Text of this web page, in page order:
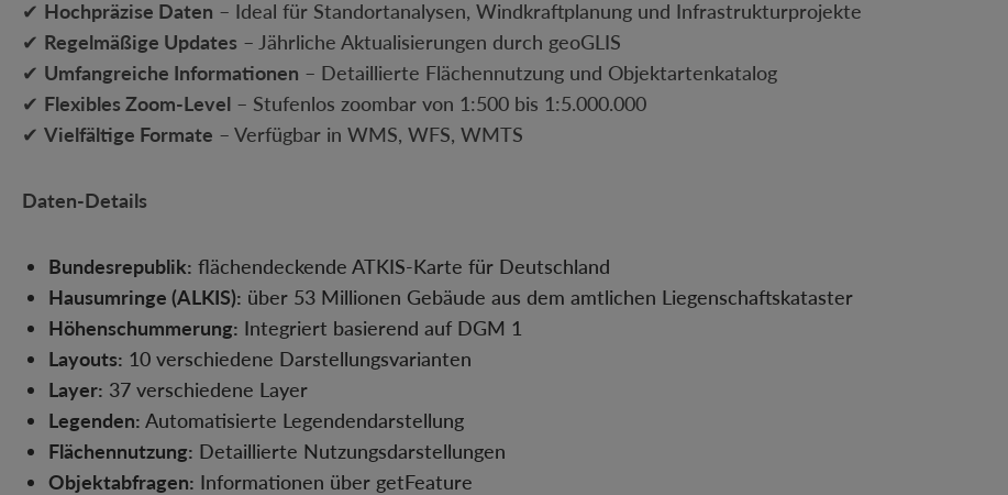
✔ Hochpräzise Daten – Ideal für Standortanalysen, Windkraftplanung und Infrastrukturprojekte
✔ Regelmäßige Updates – Jährliche Aktualisierungen durch geoGLIS
✔ Umfangreiche Informationen – Detaillierte Flächennutzung und Objektartenkatalog
✔ Flexibles Zoom-Level – Stufenlos zoombar von 1:500 bis 1:5.000.000
✔ Vielfältige Formate – Verfügbar in WMS, WFS, WMTS
Daten-Details
Bundesrepublik: flächendeckende ATKIS-Karte für Deutschland
Hausumringe (ALKIS): über 53 Millionen Gebäude aus dem amtlichen Liegenschaftskataster
Höhenschummerung: Integriert basierend auf DGM 1
Layouts: 10 verschiedene Darstellungsvarianten
Layer: 37 verschiedene Layer
Legenden: Automatisierte Legendendarstellung
Flächennutzung: Detaillierte Nutzungsdarstellungen
Objektabfragen: Informationen über getFeature